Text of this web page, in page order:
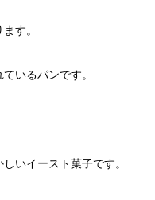
す。
いるパンです。
いイースト菓子です。